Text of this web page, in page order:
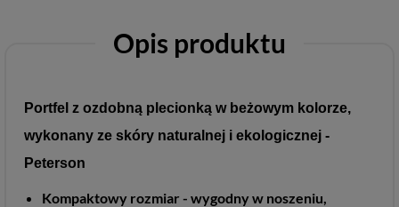
Opis produktu
Portfel z ozdobną plecionką w beżowym kolorze,
wykonany ze skóry naturalnej i ekologicznej -
Peterson
Kompaktowy rozmiar - wygodny w noszeniu,